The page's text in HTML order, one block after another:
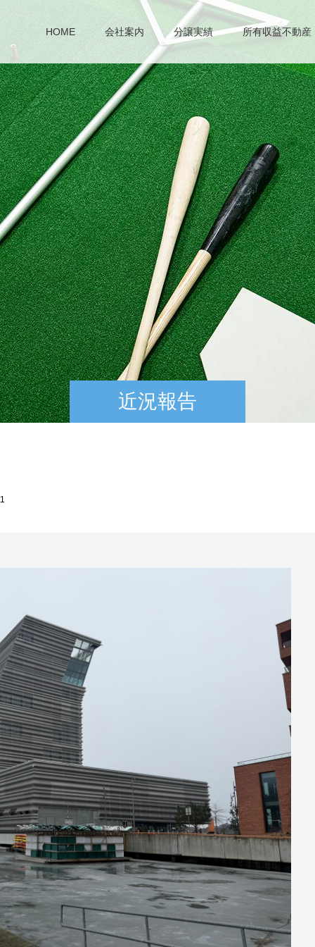
HOME 会社案内 分譲実績 所有収益不動産
近況報告